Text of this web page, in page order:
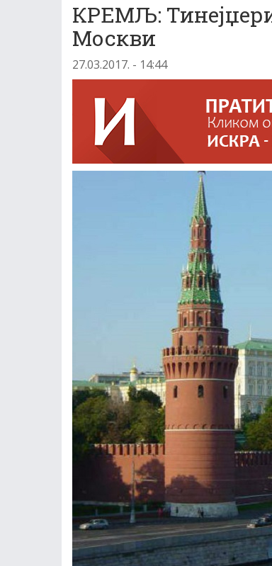
КРЕМЉ:
Москви
27.03.2017. - 14:44